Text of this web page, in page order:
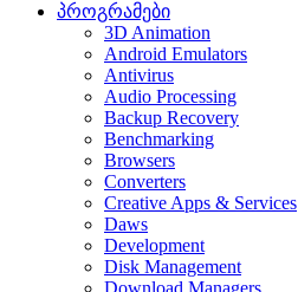
პროგრამები
3D Animation
Android Emulators
Antivirus
Audio Processing
Backup Recovery
Benchmarking
Browsers
Converters
Creative Apps & Services
Daws
Development
Disk Management
Download Managers